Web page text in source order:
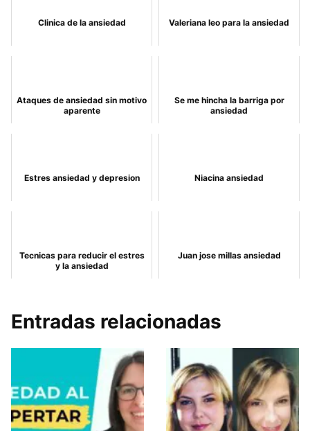
Clinica de la ansiedad Valeriana leo para la ansiedad
Ataques de ansiedad sin motivo
aparente
Se me hincha la barriga por
ansiedad
Estres ansiedad y depresion Niacina ansiedad
Tecnicas para reducir el estres
y la ansiedad
Juan jose millas ansiedad
Entradas relacionadas